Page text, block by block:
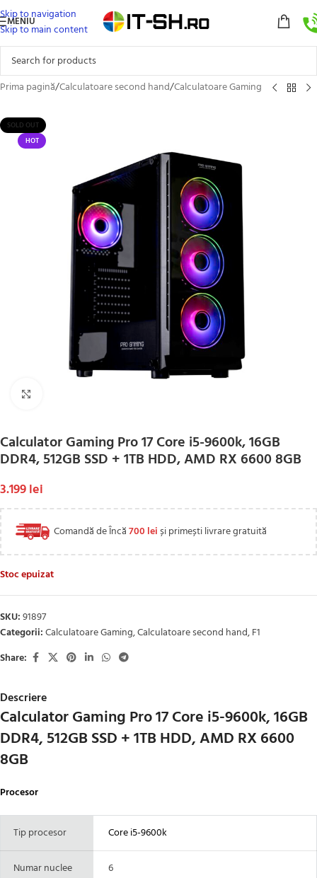
Skip to navigation
Skip to main content
MENIU
Prima pagină/Calculatoare second hand/Calculatoare Gaming
SOLD OUT
HOT
Calculator Gaming Pro 17 Core i5-9600k, 16GB
DDR4, 512GB SSD + 1TB HDD, AMD RX 6600 8GB
3.199lei
Comandă de Încă700 leiși primești livrare gratuită
Stoc epuizat
SKU:91897
Categorii:Calculatoare Gaming,Calculatoare second hand,F1
Share:
Descriere
Calculator Gaming Pro 17 Core i5-9600k, 16GB
DDR4, 512GB SSD + 1TB HDD, AMD RX 6600
8GB
Procesor
Tip procesor Core i5-9600k
Numar nuclee 6